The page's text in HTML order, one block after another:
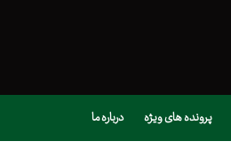
پرونده های ویژه درباره ما